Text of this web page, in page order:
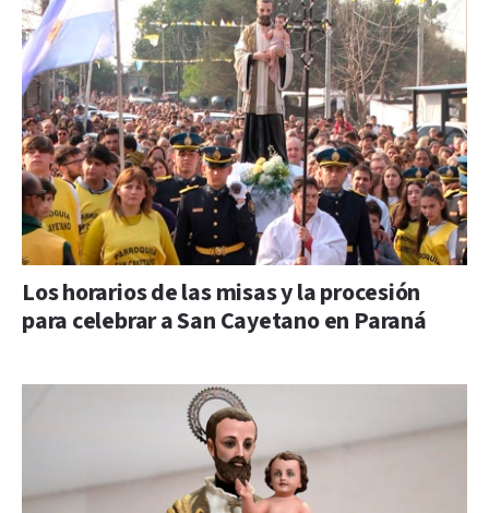
Los horarios de las misas y la procesión
para celebrar a San Cayetano en Paraná